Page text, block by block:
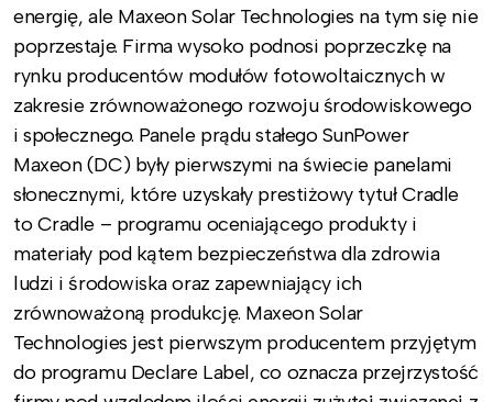
energię, ale Maxeon Solar Technologies na tym się nie
poprzestaje. Firma wysoko podnosi poprzeczkę na
rynku producentów modułów fotowoltaicznych w
zakresie zrównoważonego rozwoju środowiskowego
i społecznego. Panele prądu stałego SunPower
Maxeon (DC) były pierwszymi na świecie panelami
słonecznymi, które uzyskały prestiżowy tytuł Cradle
to Cradle – programu oceniającego produkty i
materiały pod kątem bezpieczeństwa dla zdrowia
ludzi i środowiska oraz zapewniający ich
zrównoważoną produkcję. Maxeon Solar
Technologies jest pierwszym producentem przyjętym
do programu Declare Label, co oznacza przejrzystość